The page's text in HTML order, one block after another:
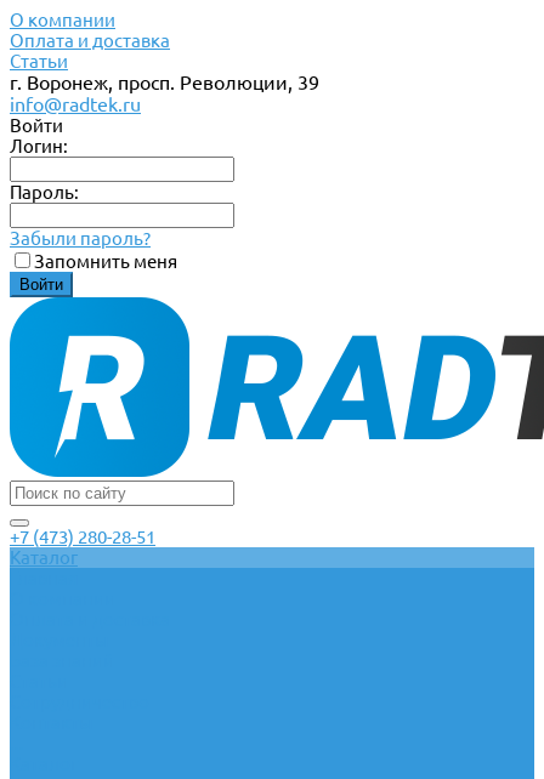
О компании
Оплата и доставка
Статьи
г. Воронеж, просп. Революции, 39
info@radtek.ru
Войти
Логин:
Пароль:
Забыли пароль?
Запомнить меня
+7 (473) 280-28-51
Каталог